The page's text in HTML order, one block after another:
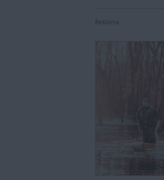
Reklama